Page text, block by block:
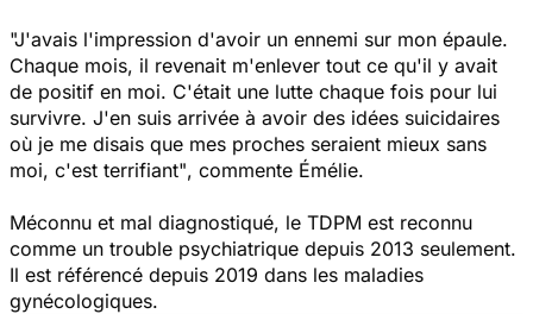
"J'avais l'impression d'avoir un ennemi sur mon épaule.
Chaque mois, il revenait m'enlever tout ce qu'il y avait
de positif en moi. C'était une lutte chaque fois pour lui
survivre. J'en suis arrivée à avoir des idées suicidaires
où je me disais que mes proches seraient mieux sans
moi, c'est terrifiant", commente Émélie.
Méconnu et mal diagnostiqué, le TDPM est reconnu
comme un trouble psychiatrique depuis 2013 seulement.
Il est référencé depuis 2019 dans les maladies
gynécologiques.